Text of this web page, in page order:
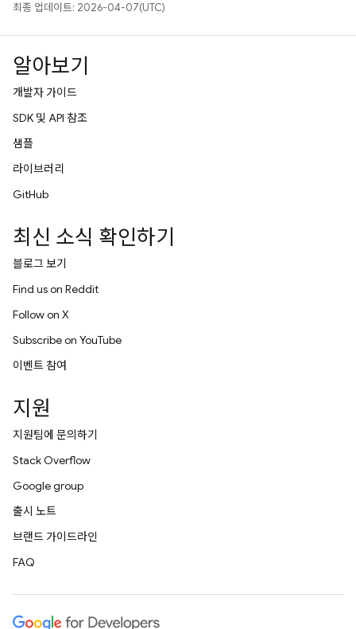
최종 업데이트: 2026-04-07(UTC)
알아보기
개발자 가이드
SDK 및 API 참조
샘플
라이브러리
GitHub
최신 소식 확인하기
블로그 보기
Find us on Reddit
Follow on X
Subscribe on YouTube
이벤트 참여
지원
지원팀에 문의하기
Stack Overflow
Google group
출시 노트
브랜드 가이드라인
FAQ